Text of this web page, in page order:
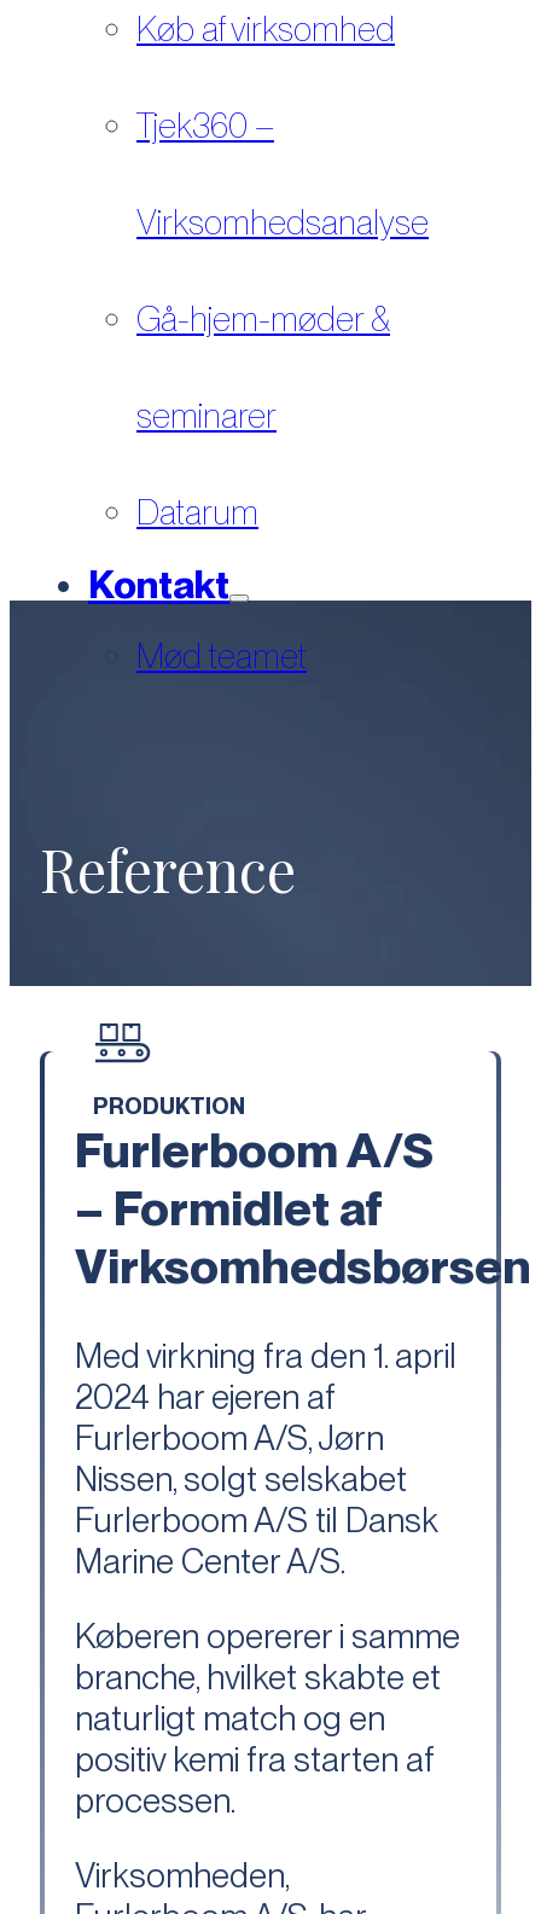
Køb af virksomhed
Tjek360 –
Virksomhedsanalyse
Gå-hjem-møder &
seminarer
Datarum
Kontakt
Mød teamet
Reference
PRODUKTION
Furlerboom A/S
– Formidlet af
Virksomhedsbørsen
Med virkning fra den 1. april
2024 har ejeren af
Furlerboom A/S, Jørn
Nissen, solgt selskabet
Furlerboom A/S til Dansk
Marine Center A/S.
Køberen opererer i samme
branche, hvilket skabte et
naturligt match og en
positiv kemi fra starten af
processen.
Virksomheden,